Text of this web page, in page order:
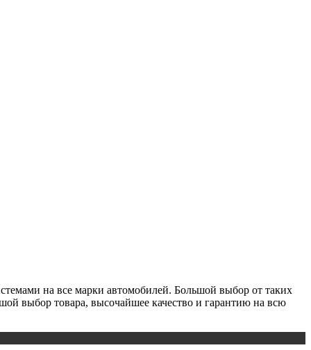
на все марки автомобилей. Большой выбор от таких
выбор товара, высочайшее качество и гарантию на всю